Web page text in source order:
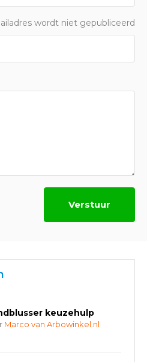
wordt niet gepubliceerd
Verstuur
keuzehulp
Marco van Arbowinkel.nl